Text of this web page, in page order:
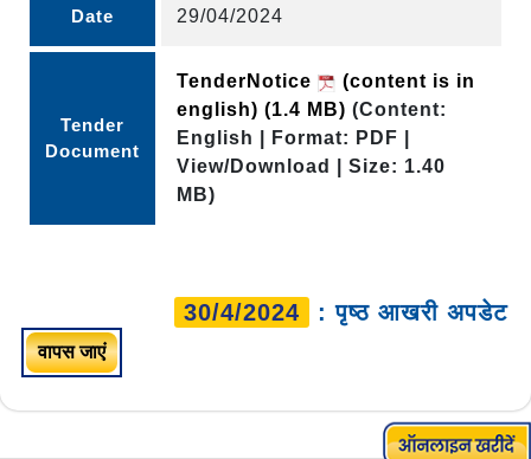
Date 29/04/2024
Tender
Document
TenderNotice
(content is in
english) (1.4 MB) (Content:
English | Format: PDF |
View/Download | Size: 1.40
MB)
30/4/2024 : पृष्ठ आखरी अपडेट
वापस जाएं